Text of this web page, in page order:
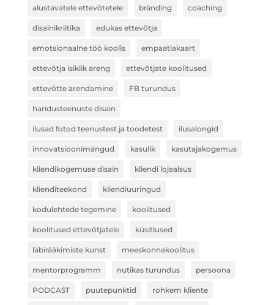
alustavatele ettevõtetele bränding coaching
disainikriitika edukas ettevõtja
emotsionaalne töö koolis empaatiakaart
ettevõtja isiklik areng ettevõtjate koolitused
ettevõtte arendamine FB turundus
haridusteenuste disain
ilusad fotod teenustest ja toodetest ilusalongid
innovatsioonimängud kasulik kasutajakogemus
kliendikogemuse disain kliendi lojaalsus
klienditeekond kliendiuuringud
kodulehtede tegemine koolitused
koolitused ettevõtjatele küsitlused
läbirääkimiste kunst meeskonnakoolitus
mentorprogramm nutikas turundus persoona
PODCAST puutepunktid rohkem kliente